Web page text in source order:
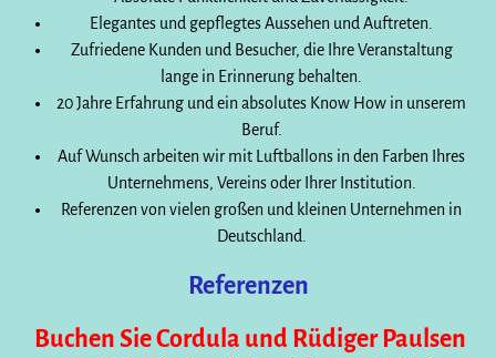
Elegantes und gepflegtes Aussehen und Auftreten.
Zufriedene Kunden und Besucher, die Ihre Veranstaltung
lange in Erinnerung behalten.
20 Jahre Erfahrung und ein absolutes Know How in unserem
Beruf.
Auf Wunsch arbeiten wir mit Luftballons in den Farben Ihres
Unternehmens, Vereins oder Ihrer Institution.
Referenzen von vielen großen und kleinen Unternehmen in
Deutschland.
Referenzen
Buchen Sie Cordula und Rüdiger Paulsen